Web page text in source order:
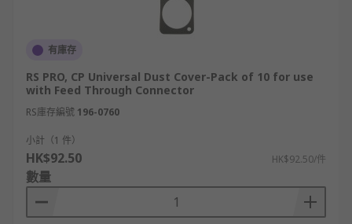
有庫存
RS PRO, CP Universal Dust Cover-Pack of 10 for use
with Feed Through Connector
RS庫存編號 196-0760
小計（1 件）
HK$92.50 HK$92.50/件
數量